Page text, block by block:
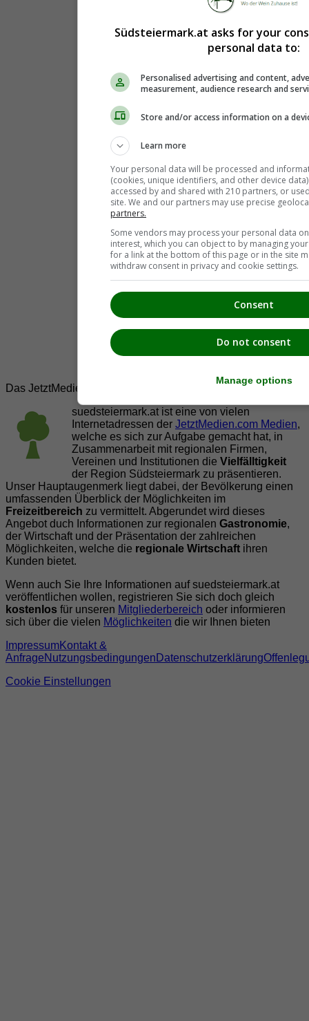
Das JetztMedien.com Medien Netzwerk
suedsteiermark.at ist eine von vielen
Internetadressen der JetztMedien.com Medien,
welche es sich zur Aufgabe gemacht hat, in
Zusammenarbeit mit regionalen Firmen,
Vereinen und Institutionen die Vielfälltigkeit
der Region Südsteiermark zu präsentieren.
Unser Hauptaugenmerk liegt dabei, der Bevölkerung einen
umfassenden Überblick der Möglichkeiten im
Freizeitbereich zu vermittelt. Abgerundet wird dieses
Angebot duch Informationen zur regionalen Gastronomie,
der Wirtschaft und der Präsentation der zahlreichen
Möglichkeiten, welche die regionale Wirtschaft ihren
Kunden bietet.
Wenn auch Sie Ihre Informationen auf suedsteiermark.at
veröffentlichen wollen, registrieren Sie sich doch gleich
kostenlos für unseren Mitgliederbereich oder informieren
sich über die vielen Möglichkeiten die wir Ihnen bieten
ImpressumKontakt &
AnfrageNutzungsbedingungen Datenschutzerklärung
Cookie Einstellungen
Südsteiermark.at asks for your
personal data to:
Personalised advertising and content,
measurement, audience research and
Store and/or access information on a
Learn more
Your personal data will be processed and
(cookies, unique identifiers, and other device
accessed by and shared with 210 partners, or
site. We and our partners may use precise
partners.
Some vendors may process your personal data
interest, which you can object to by managing
for a link at the bottom of this page or in the site
withdraw consent in privacy and cookie settings.
Consent
Do not consent
Manage options